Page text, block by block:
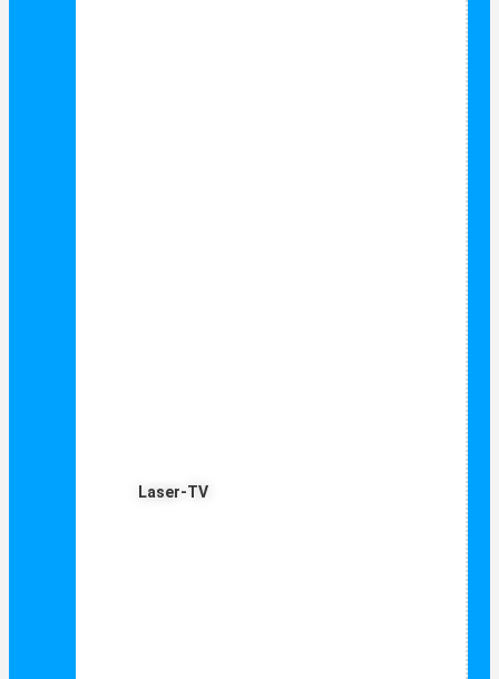
Laser-TV